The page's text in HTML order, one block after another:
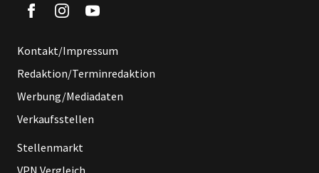
Kontakt/Impressum
Redaktion/Terminredaktion
Werbung/Mediadaten
Verkaufsstellen
Stellenmarkt
VPN Vergleich